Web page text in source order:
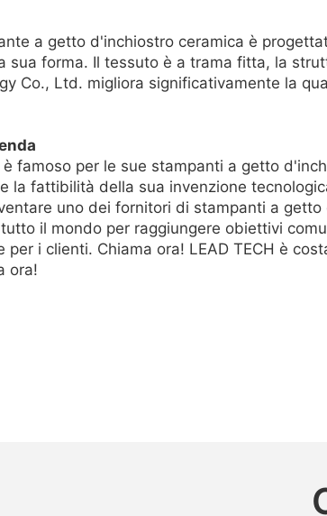
a getto d'inchiostro ceramica è
sua forma. Il tessuto è a trama fitta, la
Co., Ltd. migliora significativamente la
è famoso per le sue stampanti a getto
la fattibilità della sua invenzione
uno dei fornitori di stampanti a
il mondo per raggiungere obiettivi
per i clienti. Chiama ora! LEAD TECH è
ora!